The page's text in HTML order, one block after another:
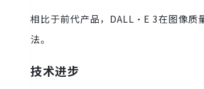
相比于前代产品，DALL·E 3在图像质
法。
技术进步